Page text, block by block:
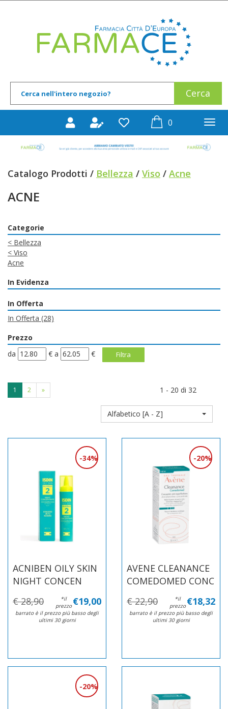
Prodotto
0prodotti
Catalogo Prodotti / Bellezza / Viso / Acne
ACNE
Categorie
< Bellezza
< Viso
Acne
In Evidenza
In Offerta
In Offerta (28)
Prezzo
filtra
da € filtra
a €
1 2 » 1 - 20 di 32
Alfabetico [A - Z]
ACNIBEN OILY SKIN
NIGHT CONCEN
34%
€ 28,90 €19,00
*il
prezzo
barrato è il prezzo più basso degli
ultimi 30 giorni
AVENE CLEANANCE
COMEDOMED CONC
20%
€ 22,90 €18,32
*il
prezzo
barrato è il prezzo più basso degli
ultimi 30 giorni
20%